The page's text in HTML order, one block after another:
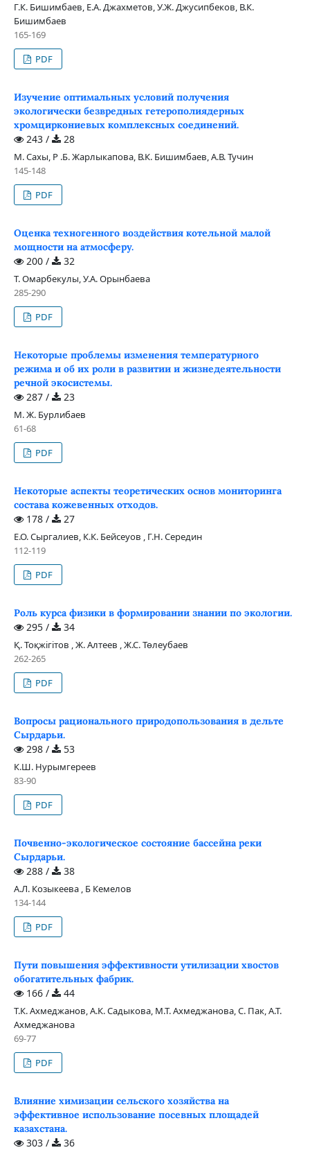
Г.К. Бишимбаев, Е.А. Джахметов, У.Ж. Джусипбеков, В.К.
Бишимбаев
165-169
PDF
Изучение оптимальных условий получения
экологически безвредных гетерополиядерных
хромциркониевых комплексных соединений.
243 / 28
М. Сахы, Р .Б. Жарлыкапова, В.К. Бишимбаев, А.В. Тучин
145-148
PDF
Оценка техногенного воздействия котельной малой
мощности на атмосферу.
200 / 32
Т. Омарбекулы, У.А. Орынбаева
285-290
PDF
Некоторые проблемы изменения температурного
режима и об их роли в развитии и жизнедеятельности
речной экосистемы.
287 / 23
М. Ж. Бурлибаев
61-68
PDF
Некоторые аспекты теоретических основ мониторинга
состава кожевенных отходов.
178 / 27
Е.О. Сыргалиев, К.К. Бейсеуов , Г.Н. Середин
112-119
PDF
Роль курса физики в формировании знании по экологии.
295 / 34
Қ. Тоқжігітов , Ж. Алтеев , Ж.С. Төлеубаев
262-265
PDF
Вопросы рационального природопользования в дельте
Сырдарьи.
298 / 53
К.Ш. Нурымгереев
83-90
PDF
Почвенно-экологическое состояние бассейна реки
Сырдарьи.
288 / 38
А.Л. Козыкеева , Б Кемелов
134-144
PDF
Пути повышения эффективности утилизации хвостов
обогатительных фабрик.
166 / 44
Т.К. Ахмеджанов, А.К. Садыкова, М.Т. Ахмеджанова, С. Пак, А.Т.
Ахмеджанова
69-77
PDF
Влияние химизации сельского хозяйства на
эффективное использование посевных площадей
казахстана.
303 / 36